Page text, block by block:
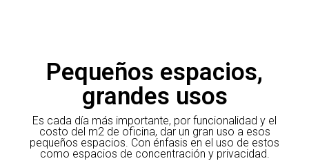
Pequeños espacios,
grandes usos
Es cada día más importante, por funcionalidad y el
costo del m2 de oficina, dar un gran uso a esos
pequeños espacios. Con énfasis en el uso de estos
como espacios de concentración y privacidad.